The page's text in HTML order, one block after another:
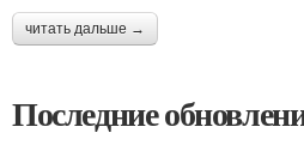
читать дальше →
Последние